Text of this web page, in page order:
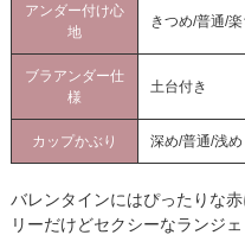
アンダー付け心
地
きつめ/普通/楽
ブラアンダー仕
様
土台付き
カップかぶり 深め/普通/浅め
バレンタインにはぴったりな
リーだけどセクシーなランジェ